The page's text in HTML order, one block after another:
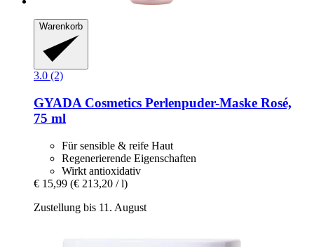
Warenkorb
3.0 (2)
GYADA Cosmetics Perlenpuder-​Maske Rosé,
75 ml
Für sensible & reife Haut
Regenerierende Eigenschaften
Wirkt antioxidativ
€ 15,99 (€ 213,20 / l)
Zustellung bis 11. August